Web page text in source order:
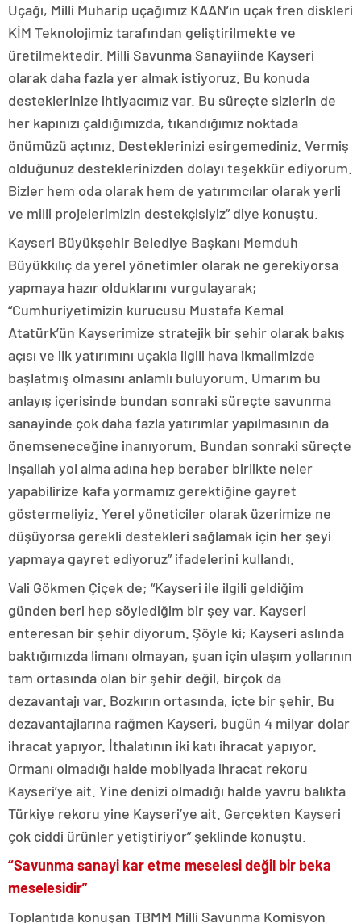
Uçağı, Milli Muharip uçağımız KAAN’ın uçak fren diskleri
KİM Teknolojimiz tarafından geliştirilmekte ve
üretilmektedir. Milli Savunma Sanayiinde Kayseri
olarak daha fazla yer almak istiyoruz. Bu konuda
desteklerinize ihtiyacımız var. Bu süreçte sizlerin de
her kapınızı çaldığımızda, tıkandığımız noktada
önümüzü açtınız. Desteklerinizi esirgemediniz. Vermiş
olduğunuz desteklerinizden dolayı teşekkür ediyorum.
Bizler hem oda olarak hem de yatırımcılar olarak yerli
ve milli projelerimizin destekçisiyiz” diye konuştu.
Kayseri Büyükşehir Belediye Başkanı Memduh
Büyükkılıç da yerel yönetimler olarak ne gerekiyorsa
yapmaya hazır olduklarını vurgulayarak;
“Cumhuriyetimizin kurucusu Mustafa Kemal
Atatürk’ün Kayserimize stratejik bir şehir olarak bakış
açısı ve ilk yatırımını uçakla ilgili hava ikmalimizde
başlatmış olmasını anlamlı buluyorum. Umarım bu
anlayış içerisinde bundan sonraki süreçte savunma
sanayinde çok daha fazla yatırımlar yapılmasının da
önemseneceğine inanıyorum. Bundan sonraki süreçte
inşallah yol alma adına hep beraber birlikte neler
yapabilirize kafa yormamız gerektiğine gayret
göstermeliyiz. Yerel yöneticiler olarak üzerimize ne
düşüyorsa gerekli destekleri sağlamak için her şeyi
yapmaya gayret ediyoruz” ifadelerini kullandı.
Vali Gökmen Çiçek de; “Kayseri ile ilgili geldiğim
günden beri hep söylediğim bir şey var. Kayseri
enteresan bir şehir diyorum. Şöyle ki; Kayseri aslında
baktığımızda limanı olmayan, şuan için ulaşım yollarının
tam ortasında olan bir şehir değil, birçok da
dezavantajı var. Bozkırın ortasında, içte bir şehir. Bu
dezavantajlarına rağmen Kayseri, bugün 4 milyar dolar
ihracat yapıyor. İthalatının iki katı ihracat yapıyor.
Ormanı olmadığı halde mobilyada ihracat rekoru
Kayseri’ye ait. Yine denizi olmadığı halde yavru balıkta
Türkiye rekoru yine Kayseri’ye ait. Gerçekten Kayseri
çok ciddi ürünler yetiştiriyor” şeklinde konuştu.
“Savunma sanayi kar etme meselesi değil bir beka
meselesidir”
Toplantıda konuşan TBMM Milli Savunma Komisyon